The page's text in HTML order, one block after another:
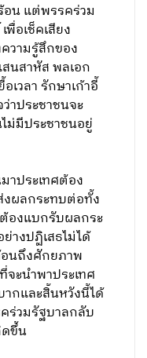
น แต่พรรคร่วม
อเช็คเสียง
วามรู้สึกของ
นสาหัส พลเอก
เวลา รักษาเก้าอี้
าประชาชนจะ
ม่มีประชาชนอยู่
าประเทศต้อง
ผลกระทบต่อทั้ง
องแบกรับผลกระ
างปฏิเสธไม่ได้
นถึงศักยภาพ
จะนำพาประเทศ
กและสิ้นหวังนี้ได้
ร่วมรัฐบาลกลับ
ขึ้น